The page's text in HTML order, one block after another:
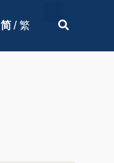
简 / 繁